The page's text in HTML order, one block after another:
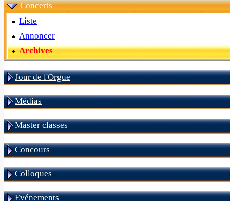
Concerts
Liste
Annoncer
Archives
Jour de l'Orgue
Médias
Master classes
Concours
Colloques
Evénements